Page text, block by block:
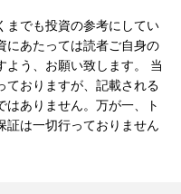
までも投資の参考にしてい
にあたっては読者ご自身の
よう、お願い致します。 当
ておりますが、記載される
ありません。万が一、ト
証は一切行っておりません